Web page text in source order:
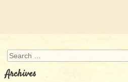
Search
Archives